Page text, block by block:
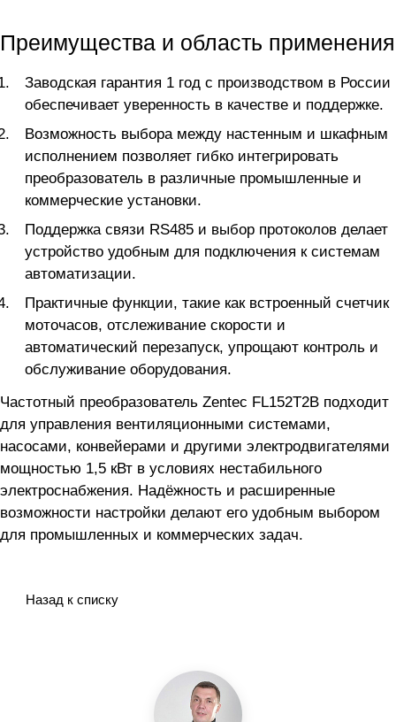
Преимущества и область применения
Заводская гарантия 1 год с производством в России
обеспечивает уверенность в качестве и поддержке.
Возможность выбора между настенным и шкафным
исполнением позволяет гибко интегрировать
преобразователь в различные промышленные и
коммерческие установки.
Поддержка связи RS485 и выбор протоколов делает
устройство удобным для подключения к системам
автоматизации.
Практичные функции, такие как встроенный счетчик
моточасов, отслеживание скорости и
автоматический перезапуск, упрощают контроль и
обслуживание оборудования.
Частотный преобразователь Zentec FL152T2B подходит
для управления вентиляционными системами,
насосами, конвейерами и другими электродвигателями
мощностью 1,5 кВт в условиях нестабильного
электроснабжения. Надёжность и расширенные
возможности настройки делают его удобным выбором
для промышленных и коммерческих задач.
Назад к списку